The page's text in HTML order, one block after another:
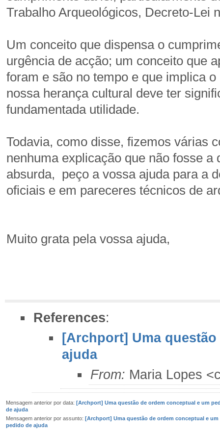
Trabalho Arqueológicos, Decreto-Lei
Um conceito que dispensa o
urgência de acção; um conceito que
foram e são no tempo e que implica
nossa herança cultural deve ter
fundamentada utilidade.
Todavia, como disse, fizemos várias
nenhuma explicação que não fosse
absurda, peço a vossa ajuda para a
oficiais e em pareceres técnicos de
Muito grata pela vossa ajuda,
References:
[Archport] Uma
ajuda
From: Maria Lopes
Mensagem anterior por data: [Archport] Uma questão de ordem conceptual e um
de ajuda
Mensagem anterior por assunto: [Archport] Uma questão de ordem conceptual e um
pedido de ajuda